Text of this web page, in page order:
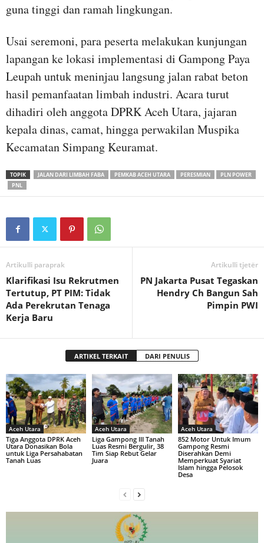
guna tinggi dan ramah lingkungan.
Usai seremoni, para peserta melakukan kunjungan
lapangan ke lokasi implementasi di Gampong Paya
Leupah untuk meninjau langsung jalan rabat beton
hasil pemanfaatan limbah industri. Acara turut
dihadiri oleh anggota DPRK Aceh Utara, jajaran
kepala dinas, camat, hingga perwakilan Muspika
Kecamatan Simpang Keuramat.
TOPIK JALAN DARI LIMBAH FABA PEMKAB ACEH UTARA PERESMIAN
PLN POWER
PNL
Artikulli paraprak
Klarifikasi Isu Rekrutmen
Tertutup, PT PIM: Tidak
Ada Perekrutan Tenaga
Kerja Baru
Artikulli tjetër
PN Jakarta Pusat Tegaskan
Hendry Ch Bangun Sah
Pimpin PWI
ARTIKEL TERKAIT DARI PENULIS
Aceh Utara
Tiga Anggota DPRK Aceh
Utara Donasikan Bola
untuk Liga Persahabatan
Tanah Luas
Aceh Utara
Liga Gampong III Tanah
Luas Resmi Bergulir, 38
Tim Siap Rebut Gelar
Juara
Aceh Utara
852 Motor Untuk Imum
Gampong Resmi
Diserahkan Demi
Memperkuat Syariat
Islam hingga Pelosok
Desa